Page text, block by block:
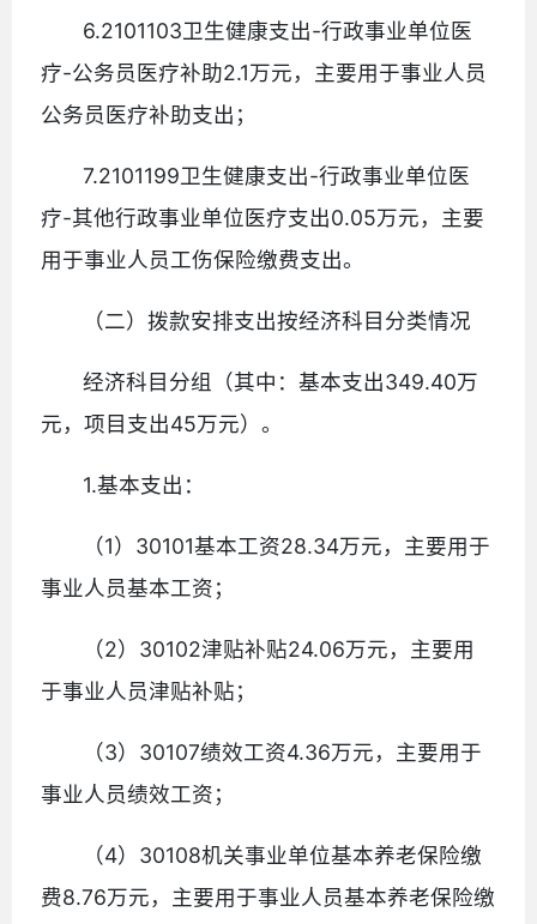
6.2101103卫生健康支出-行政事业单位医
疗-公务员医疗补助2.1万元，主要用于事业人员
公务员医疗补助支出；
7.2101199卫生健康支出-行政事业单位医
疗-其他行政事业单位医疗支出0.05万元，主要
用于事业人员工伤保险缴费支出。
（二）拨款安排支出按经济科目分类情况
经济科目分组（其中：基本支出349.40万
元，项目支出45万元）。
1.基本支出：
（1）30101基本工资28.34万元，主要用于
事业人员基本工资；
（2）30102津贴补贴24.06万元，主要用
于事业人员津贴补贴；
（3）30107绩效工资4.36万元，主要用于
事业人员绩效工资；
（4）30108机关事业单位基本养老保险缴
费8.76万元，主要用于事业人员基本养老保险缴